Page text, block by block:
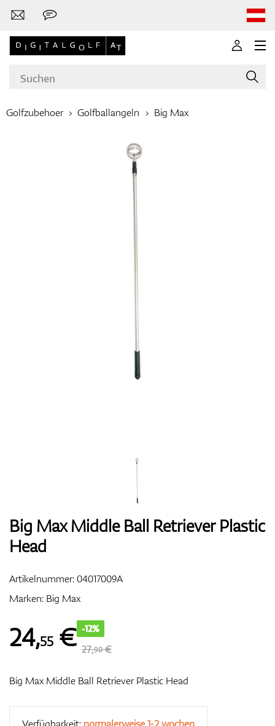
Schuhe
Golfzubehoer Golfballangeln Big Max
Big Max Middle Ball Retriever Plastic
Head
Artikelnummer:04017009A
Marken: Big Max
24,55 € -12%
27,90€
Big Max Middle Ball Retriever Plastic Head